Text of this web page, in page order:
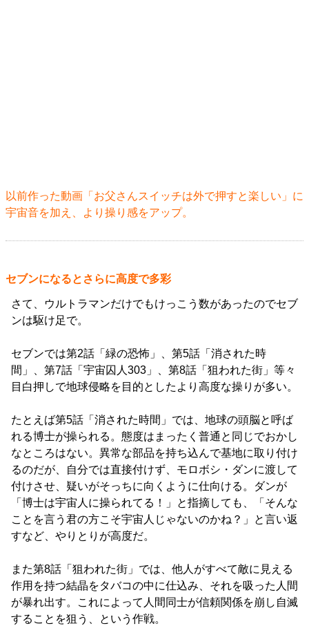
以前作った動画「 お父さんスイッチは外で押すと楽しい 」に
宇宙音を加え、より操り感をアップ。
セブンになるとさらに高度で多彩
さて、ウルトラマンだけでもけっこう数があったのでセブ
ンは駆け足で。
セブンでは第2話「緑の恐怖」、第5話「消された時
間」、第7話「宇宙囚人303」、第8話「狙われた街」等々
目白押しで地球侵略を目的としたより高度な操りが多い。
たとえば第5話「消された時間」では、地球の頭脳と呼ば
れる博士が操られる。態度はまったく普通と同じでおかし
なところはない。異常な部品を持ち込んで基地に取り付け
るのだが、自分では直接付けず、モロボシ・ダンに渡して
付けさせ、疑いがそっちに向くように仕向ける。ダンが
「博士は宇宙人に操られてる！」と指摘しても、「そんな
ことを言う君の方こそ宇宙人じゃないのかね？」と言い返
すなど、やりとりが高度だ。
また第8話「狙われた街」では、他人がすべて敵に見える
作用を持つ結晶をタバコの中に仕込み、それを吸った人間
が暴れ出す。これによって人間同士が信頼関係を崩し自滅
することを狙う、という作戦。